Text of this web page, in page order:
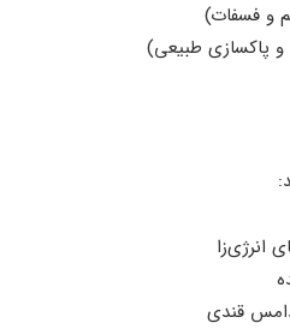
و فسفات)
و پاکسازی طبیعی)
انرژی‌زا
قندی